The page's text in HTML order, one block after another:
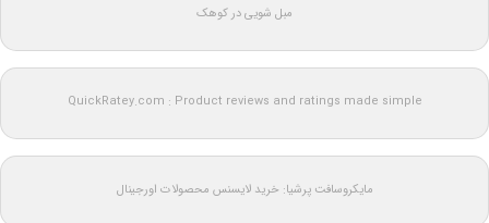
مبل شویی در کوهک
QuickRatey.com : Product reviews and ratings made simple
مایکروسافت پرشیا: خرید لایسنس محصولات اورجینال